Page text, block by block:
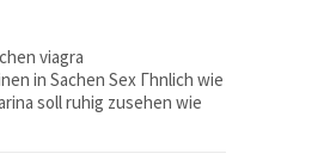
viagra
in Sachen Sex Гhnlich wie
soll ruhig zusehen wie